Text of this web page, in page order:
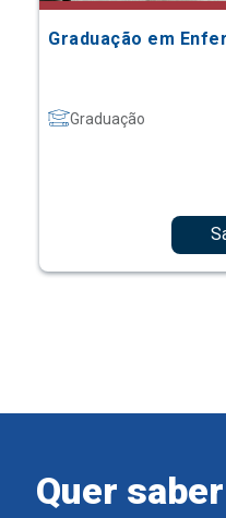
Graduação em
Graduação
Quer